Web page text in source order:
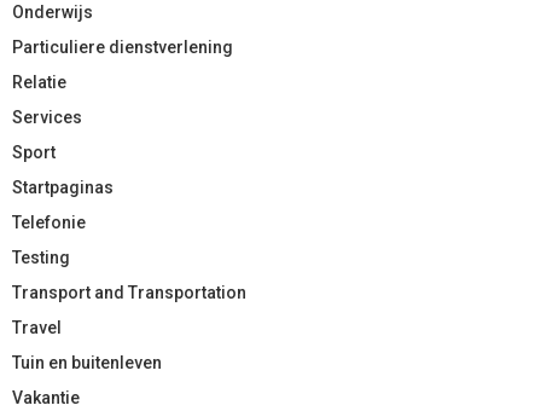
Onderwijs
Particuliere dienstverlening
Relatie
Services
Sport
Startpaginas
Telefonie
Testing
Transport and Transportation
Travel
Tuin en buitenleven
Vakantie